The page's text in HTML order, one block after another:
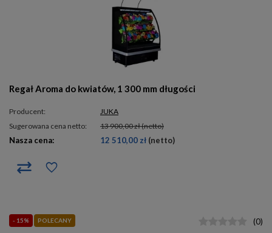
Regał Aroma do kwiatów, 1 300 mm długości
Producent:
JUKA
Sugerowana cena netto:
13 900,00 zł(netto)
Nasza cena: 12 510,00 zł (netto)
- 15% POLECANY (0)